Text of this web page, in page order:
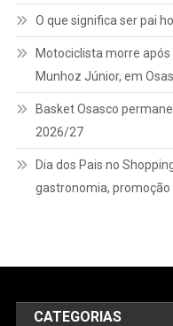
O que significa ser pai
Motociclista morre
Munhoz Júnior, em
Basket Osasco
2026/27
Dia dos Pais no
gastronomia,
CATEGORIAS